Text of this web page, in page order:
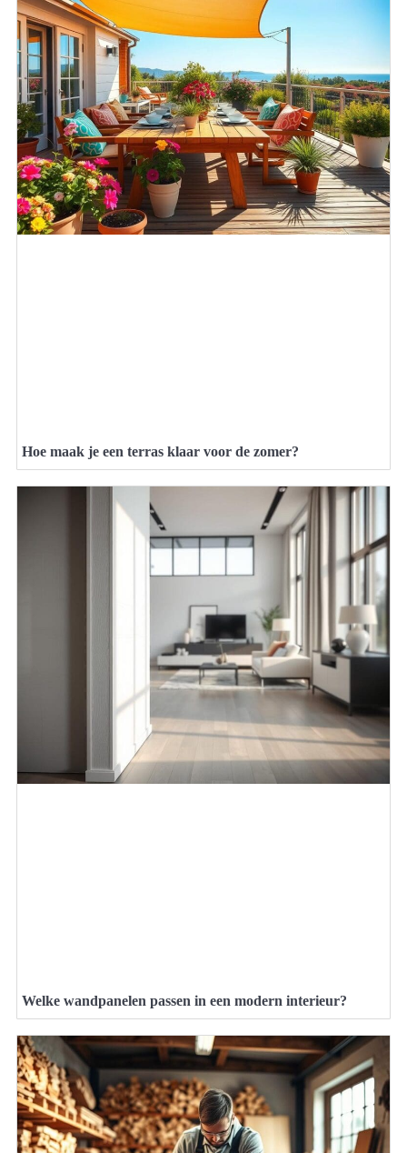
Hoe maak je een terras klaar voor de zomer?
Welke wandpanelen passen in een modern interieur?